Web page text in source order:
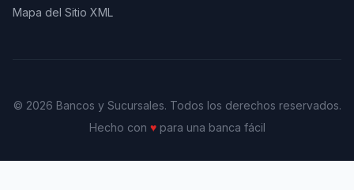
Mapa del Sitio XML
© 2026 Bancos y Sucursales. Todos los derechos reservados.
Hecho con ♥para una banca fácil